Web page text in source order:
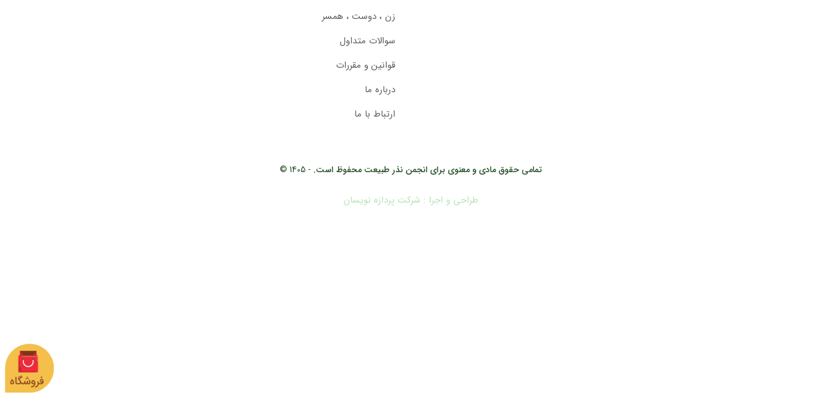
زن ، دوست ، همسر
سوالات متداول
قوانین و مقررات
درباره ما
ارتباط با ما
تمامی حقوق مادی و معنوی برای انجمن نذر طبیعت محفوظ است. - 1405 ©
طراحی و اجرا : شرکت پردازه نویسان